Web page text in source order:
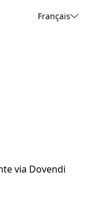
Français
via Dovendi